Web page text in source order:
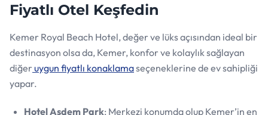
Fiyatlı Otel Keşfedin
Kemer Royal Beach Hotel, değer ve lüks açısından ideal bir
destinasyon olsa da, Kemer, konfor ve kolaylık sağlayan
diğer uygun fiyatlı konaklamaseçeneklerine de ev sahipliği
yapar.
Hotel Asdem Park: Merkezi konumda olup Kemer’in en